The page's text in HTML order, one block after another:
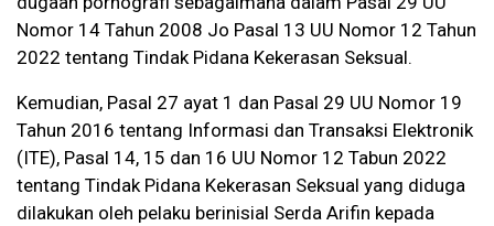
Nomor 14 Tahun 2008 Jo Pasal 13 UU Nomor 12 Tahun
2022 tentang Tindak Pidana Kekerasan Seksual.
Kemudian, Pasal 27 ayat 1 dan Pasal 29 UU Nomor 19
Tahun 2016 tentang Informasi dan Transaksi Elektronik
(ITE), Pasal 14, 15 dan 16 UU Nomor 12 Tabun 2022
tentang Tindak Pidana Kekerasan Seksual yang diduga
dilakukan oleh pelaku berinisial Serda Arifin kepada